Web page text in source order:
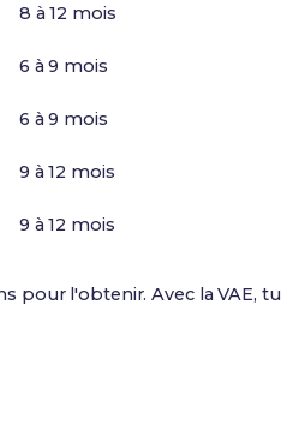
8 à 12 mois
6 à 9 mois
6 à 9 mois
9 à 12 mois
9 à 12 mois
pour l'obtenir. Avec la VAE, tu